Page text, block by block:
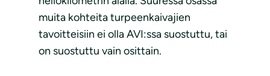
muita kohteita turpeenkaivajien
tavoitteisiin ei olla AVI:ssa suostuttu, tai
on suostuttu vain osittain.